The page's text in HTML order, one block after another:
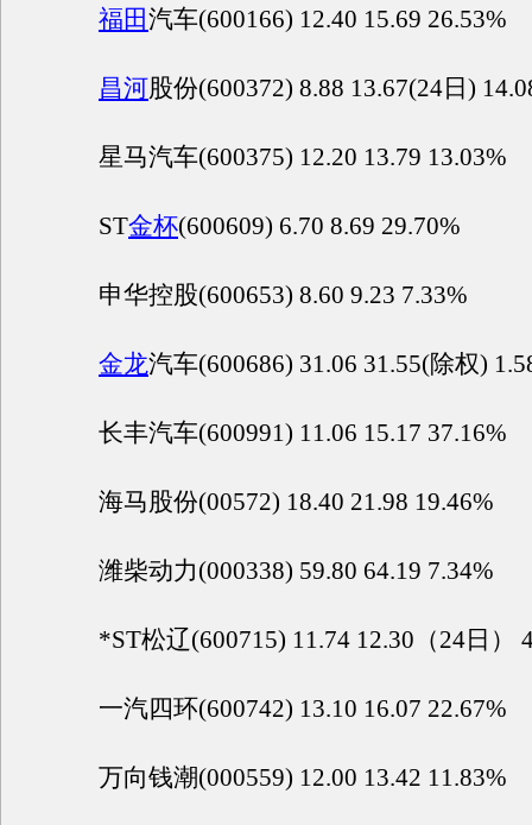
福田汽车(600166) 12.40 15.69 26.53%
昌河股份(600372) 8.88 13.67(24日)
星马汽车(600375) 12.20 13.79 13.03%
ST金杯(600609) 6.70 8.69 29.70%
申华控股(600653) 8.60 9.23 7.33%
金龙汽车(600686) 31.06 31.55(除权)
长丰汽车(600991) 11.06 15.17 37.16%
海马股份(00572) 18.40 21.98 19.46%
潍柴动力(000338) 59.80 64.19 7.34%
*ST松辽(600715) 11.74 12.30（24日）
一汽四环(600742) 13.10 16.07 22.67%
万向钱潮(000559) 12.00 13.42 11.83%